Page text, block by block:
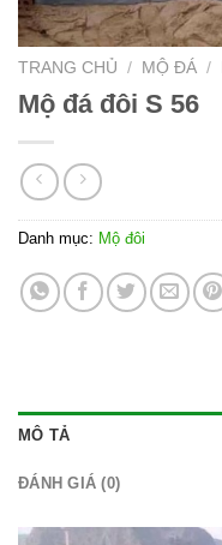
TRANG CHỦ / MỘ ĐÁ /
Mộ đá đôi S 56
Danh mục: Mộ đôi
MÔ TẢ
ĐÁNH GIÁ (0)